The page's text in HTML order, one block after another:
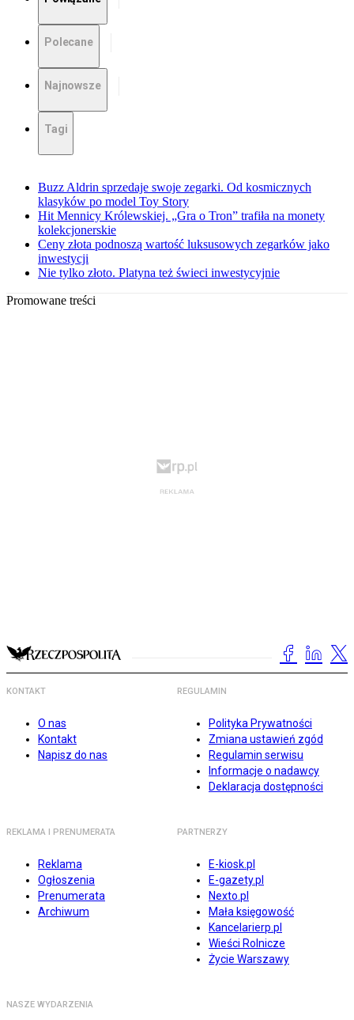
Polecane
Najnowsze
Tagi
Buzz Aldrin sprzedaje swoje zegarki. Od kosmicznych
klasyków po model Toy Story
Hit Mennicy Królewskiej. „Gra o Tron” trafiła na monety
kolekcjonerskie
Ceny złota podnoszą wartość luksusowych zegarków jako
inwestycji
Nie tylko złoto. Platyna też świeci inwestycyjnie
Promowane treści
KONTAKT
O nas
Kontakt
Napisz do nas
REGULAMIN
Polityka Prywatności
Zmiana ustawień zgód
Regulamin serwisu
Informacje o nadawcy
Deklaracja dostępności
REKLAMA I PRENUMERATA
Reklama
Ogłoszenia
Prenumerata
Archiwum
PARTNERZY
E-kiosk.pl
E-gazety.pl
Nexto.pl
Mała księgowość
Kancelarierp.pl
Wieści Rolnicze
Życie Warszawy
NASZE WYDARZENIA